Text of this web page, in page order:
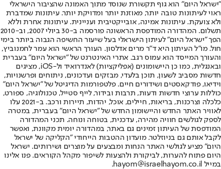
"ישראל היום" הוא גוף תקשורת שנוסד מתוך האמונה שהציבור הישראלי
ראוי לעיתונות טובה יותר, מאוזנת יותר ומדויקת יותר. עיתונות שמדברת
ולא צועקת. עיתונות אמינה, אובייקטיבית ועניינית. עיתונות אחרת וללא
תשלום. המהדורה המודפסת הראשונה פורסמה ב-30 ביולי 2007, וב-2010
הפך "ישראל היום" לעיתון הישראלי בעל שיעור החשיפה הגבוה ביותר בימי
חול. מו"ל העיתון היא ד"ר מרים אדלסון. העורך הראשי הוא עמר לחמנוביץ,
והעורך המייסד הוא עמוס רגב. אתרי האינטרנט של "ישראל היום" בעברית
ובאנגלית, כמו כן היישומונים (אפליקציות) לאנדרואיד ול-iOS, מציגים
חדשות מסביב לשעון, תוכן בלעדי, מבזקים ועדכונים, ניתוחים ופרשנויות,
וידיאו, פודקאסטים ושידורים חיים. פלטפורמות הדיגיטל של "ישראל היום"
כוללות ערוצי חדשות ודעות, תרבות ובידור, לייף סטייל, טכנולוגיה, ספורט,
כלכלה וצרכנות, בריאות, חיילים, אוכל, יהדות, תיירות ורכב. ב-2021 עלו
לאוויר האתר החדש והיישומון החדש של "ישראל היום" בעברית, במטרה
לספק לגולשים חוויה מהירה, עדכנית, בטוחה ונוחה. תכני המהדורה
המודפסת של העיתון זמינים גם באתר, במהדורה יומית מקוונת, ואפשר
לקבל אותם גם בניוזלטר. מועדון ההטבות הייחודי "הקליקה של ישראל
היום" מציע לגולשי האתר הנחות ומבצעים על מוצרים ושירותים. ישראל
היום פתוח להערות, לביקורת ולהצעות לשיפור מקהל הקוראים. פנו אלינו
במייל hayom@israelhayom.co.il.